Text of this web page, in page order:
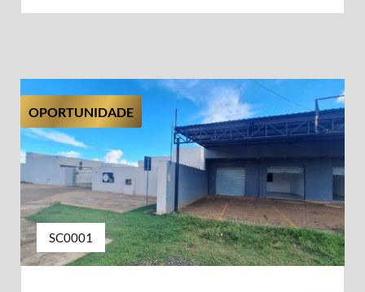
OPORTUNIDADE
SC0001